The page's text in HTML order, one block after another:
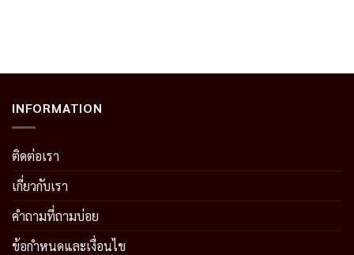
INFORMATION
ติดต่อเรา
เกี่ยวกับเรา
คำถามที่ถามบ่อย
ข้อกำหนดและเงื่อนไข